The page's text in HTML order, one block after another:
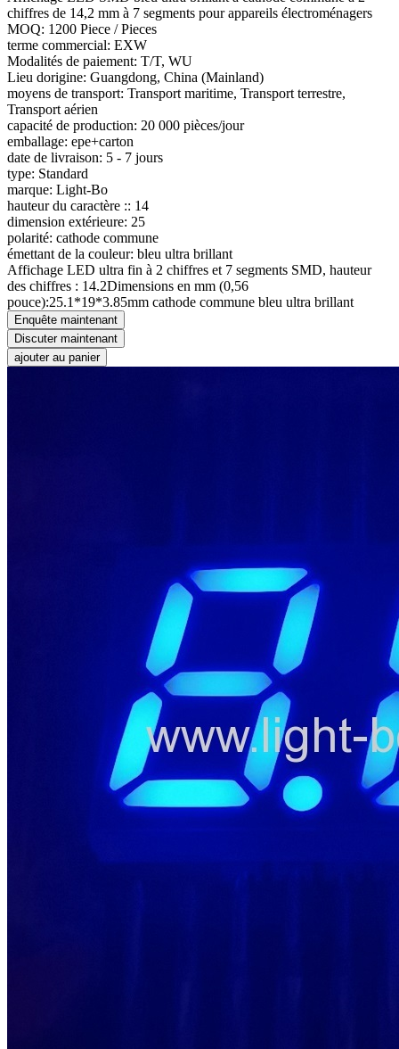
chiffres de 14,2 mm à 7 segments pour appareils électroménagers
MOQ: 1200 Piece / Pieces
terme commercial: EXW
Modalités de paiement: T/T, WU
Lieu dorigine: Guangdong, China (Mainland)
moyens de transport: Transport maritime, Transport terrestre,
Transport aérien
capacité de production: 20 000 pièces/jour
emballage: epe+carton
date de livraison: 5 - 7 jours
type: Standard
marque: Light-Bo
hauteur du caractère :: 14
dimension extérieure: 25
polarité: cathode commune
émettant de la couleur: bleu ultra brillant
Affichage LED ultra fin à 2 chiffres et 7 segments SMD, hauteur
des chiffres : 14.2Dimensions en mm (0,56
pouce):25.1*19*3.85mm cathode commune bleu ultra brillant
Enquête maintenant
Discuter maintenant
ajouter au panier